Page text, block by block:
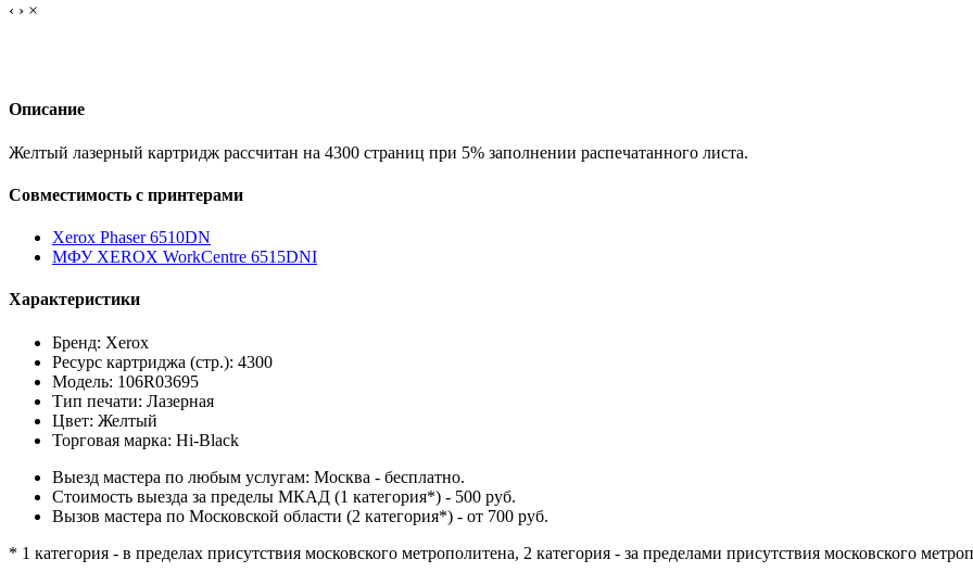
‹ › ×
Описание
Желтый лазерный картридж рассчитан на 4300 страниц при 5% заполнении распечатанного листа.
Совместимость с принтерами
Xerox Phaser 6510DN
МФУ XEROX WorkCentre 6515DNI
Характеристики
Бренд: Xerox
Ресурс картриджа (стр.): 4300
Модель: 106R03695
Тип печати: Лазерная
Цвет: Желтый
Торговая марка: Hi-Black
Выезд мастера по любым услугам: Москва - бесплатно.
Стоимость выезда за пределы МКАД (1 категория*) - 500 руб.
Вызов мастера по Московской области (2 категория*) - от 700 руб.
* 1 категория - в пределах присутствия московского метрополитена, 2 категория - за пределами присутствия московского